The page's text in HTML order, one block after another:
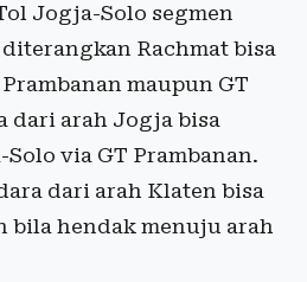
Jogja-Solo segmen
Rachmat bisa
maupun GT
dari arah Jogja bisa
via GT Prambanan.
dari arah Klaten bisa
bila hendak menuju arah